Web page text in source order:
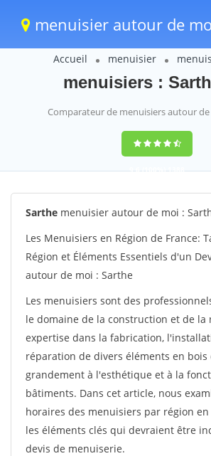
menuisier autour de
Accueil menuisier
menuisiers :
Comparateur de menuisiers autour
9,6(100%)1388
votes
Sarthe menuisier autour de moi :
Les Menuisiers en Région de France:
Région et Éléments Essentiels d'un
autour de moi : Sarthe
Les menuisiers sont des
le domaine de la construction et de la
expertise dans la fabrication,
réparation de divers éléments en
grandement à l'esthétique et à la
bâtiments. Dans cet article, nous
horaires des menuisiers par région en
les éléments clés qui devraient être
devis de menuiserie.